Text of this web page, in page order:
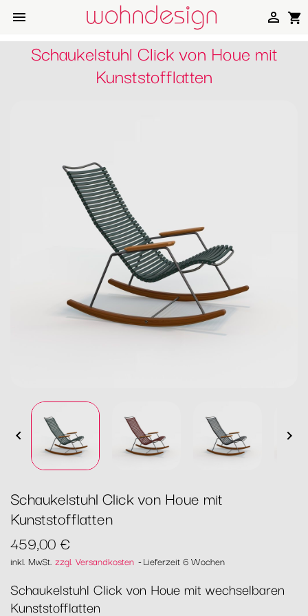
 shopping_cart

Schaukelstuhl Click von Houe mit
Kunststofflatten
 
Schaukelstuhl Click von Houe mit
Kunststofflatten
459,00 €
inkl. MwSt. zzgl. Versandkosten Lieferzeit 6 Wochen
Schaukelstuhl Click von Houe mit wechselbaren
Kunststofflatten